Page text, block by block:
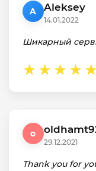
A Aleksey
14.01.2022
Шикарный
o
29.12.2021
Thank you for